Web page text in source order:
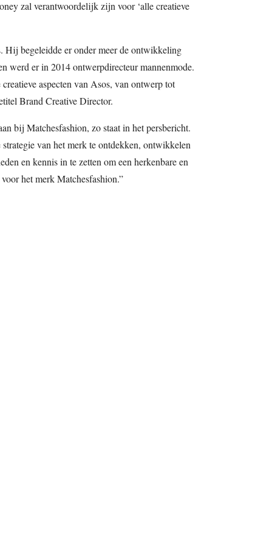
zal verantwoordelijk zijn voor ‘alle creatieve
begeleidde er onder meer de ontwikkeling
werd er in 2014 ontwerpdirecteur mannenmode.
aspecten van Asos, van ontwerp tot
Brand Creative Director.
bij Matchesfashion, zo staat in het persbericht.
van het merk te ontdekken, ontwikkelen
en kennis in te zetten om een herkenbare en
het merk Matchesfashion.”